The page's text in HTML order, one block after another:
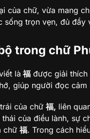
của chữ, vừa mang
sống trọn vẹn, đủ đầy
trong chữ
là 福 được giải thích
giúp người đọc
của chữ 福, liên
của điều lành, sự
chữ 福. Trong cách